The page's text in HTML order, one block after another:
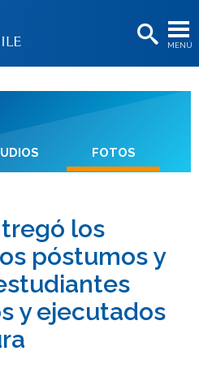
MENÚ
os
os
FOTOS
los
póstumos y
y ejecutados